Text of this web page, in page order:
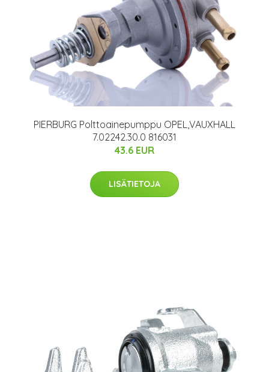
PIERBURG Polttoainepumppu OPEL,VAUXHALL
7.02242.30.0 816031
43.6 EUR
LISÄTIETOJA